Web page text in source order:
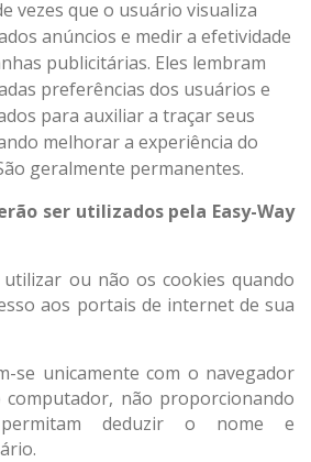
vezes que o usuário visualiza
anúncios e medir a efetividade
publicitárias. Eles lembram
preferências dos usuários e
para auxiliar a traçar seus
melhorar a experiência do
geralmente permanentes.
ser utilizados pela Easy-Way
utilizar ou não os cookies quando
aos portais de internet de sua
se unicamente com o navegador
não proporcionando
deduzir o nome e